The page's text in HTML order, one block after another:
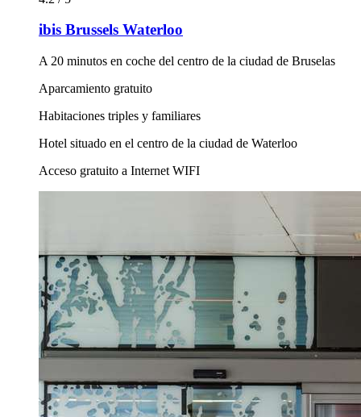
ibis Brussels Waterloo
A 20 minutos en coche del centro de la ciudad de Bruselas
Aparcamiento gratuito
Habitaciones triples y familiares
Hotel situado en el centro de la ciudad de Waterloo
Acceso gratuito a Internet WIFI